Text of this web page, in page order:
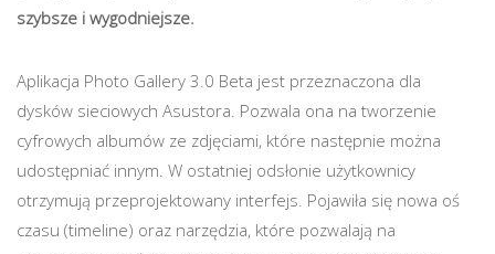
szybsze i wygodniejsze.
Aplikacja Photo Gallery 3.0 Beta jest przeznaczona dla
dysków sieciowych Asustora. Pozwala ona na tworzenie
cyfrowych albumów ze zdjęciami, które następnie można
udostępniać innym. W ostatniej odsłonie użytkownicy
otrzymują przeprojektowany interfejs. Pojawiła się nowa oś
czasu (timeline) oraz narzędzia, które pozwalają na